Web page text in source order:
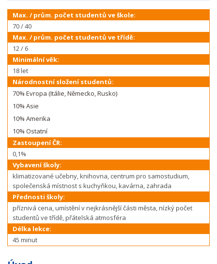
Max. / prům. počet studentů ve škole:
70 / 40
Max. / prům. počet studentů ve třídě:
12 / 6
Minimální věk:
18 let
Národnostní složení studentů:
70% Evropa (Itálie, Německo, Rusko)
10% Asie
10% Amerika
10% Ostatní
Zastoupení ČR:
0,1%
Vybavení školy:
klimatizované učebny, knihovna, centrum pro samostudium,
společenská místnost s kuchyňkou, kavárna, zahrada
Přednosti školy:
příznivá cena, umístění v nejkrásnější části města, nízký počet
studentů ve třídě, přátelská atmosféra
Délka lekce:
45 minut